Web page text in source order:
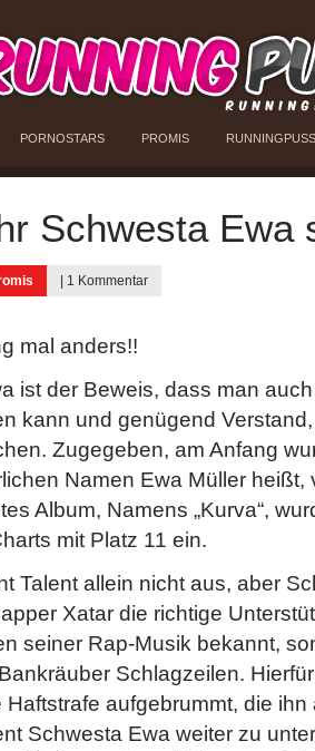
PORNOSTARS PROMIS
Schwesta Ewa
1 Kommentar
mal anders!!
ist der Beweis, dass man
kann und genügend
Zugegeben, am Anfang
Namen Ewa Müller heißt,
Album, Namens „Kurva“,
mit Platz 11 ein.
Talent allein nicht aus, aber
Xatar die richtige
seiner Rap-Musik bekannt,
Schlagzeilen.
Haftstrafe aufgebrummt, die
Schwesta Ewa weiter zu